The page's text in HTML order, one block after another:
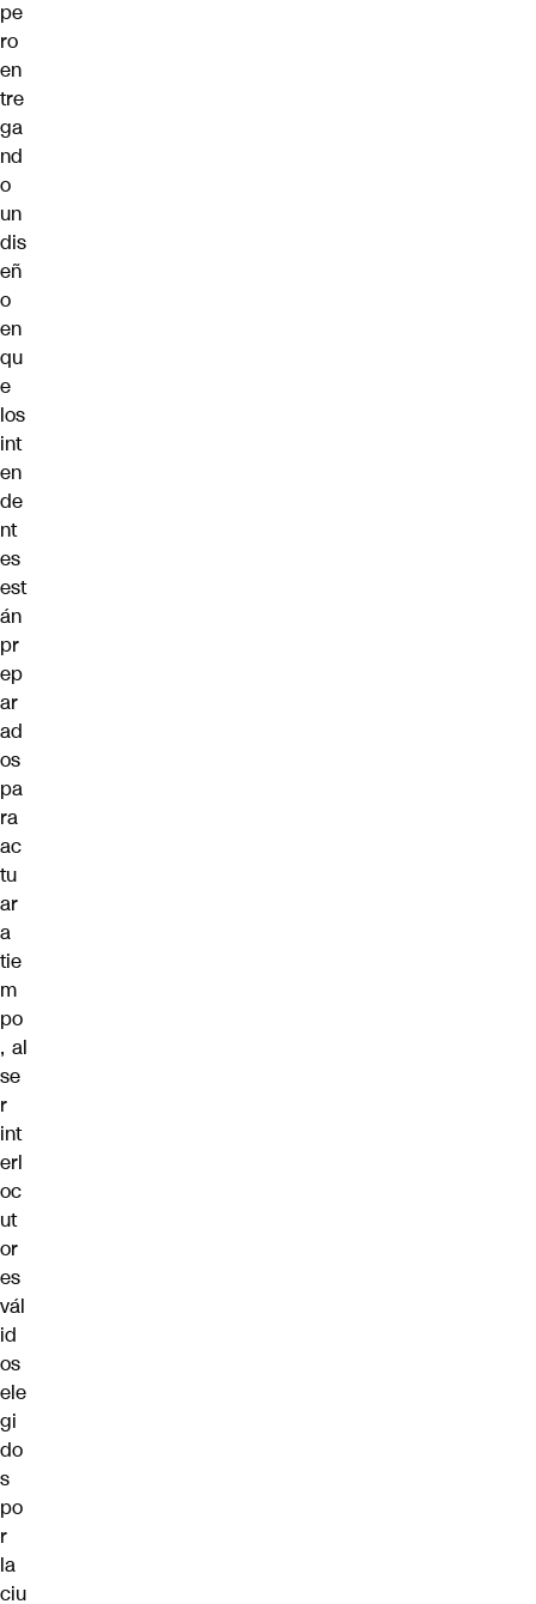
pe
ro
en
tre
ga
nd
o
un
dis
eñ
o
en
qu
e
los
int
en
de
nt
es
est
án
pr
ep
ar
ad
os
pa
ra
ac
tu
ar
a
tie
m
po
, al
se
r
int
erl
oc
ut
or
es
vál
id
os
ele
gi
do
s
po
r
la
ciu